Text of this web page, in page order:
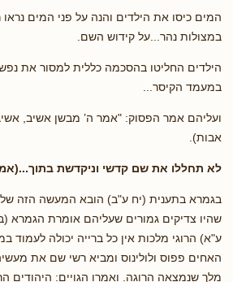
המים כיסו את הילדים והנה על פני המים
במצולות נהר...על קידוש השם.
הילדים החליטו בהסכמה כללית למסור את
במעמד הקיסר...
ועליהם אמר הפסוק: "אמר ה’ מבשן אשיב,
אבות).
לא תחללו את שם קדשי וניקדשת
בגמרא בתענית (יח ע"ב) הובא המעשה הזה של
שהיו צדיקים גמורים שעליהם אומרת הגמרא
ע"א) הרוגי מלכות אין כל ברייה יכולה לעמוד
האחים פפוס ולולינוס ומביא רשי שם את
מלך שנמצאה הרוגה. ואמרו הגויים: היהודים